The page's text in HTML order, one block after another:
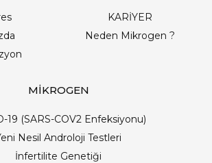
KARİYER
Neden Mikrogen ?
MİKROGEN
19 (SARS-COV2 Enfeksiyonu)
Nesil Androloji Testleri
İnfertilite Genetiği